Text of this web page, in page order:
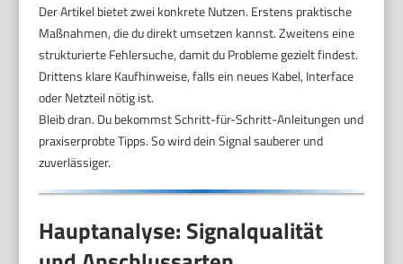
Der Artikel bietet zwei konkrete Nutzen. Erstens praktische
Maßnahmen, die du direkt umsetzen kannst. Zweitens eine
strukturierte Fehlersuche, damit du Probleme gezielt findest.
Drittens klare Kaufhinweise, falls ein neues Kabel, Interface
oder Netzteil nötig ist.
Bleib dran. Du bekommst Schritt-für-Schritt-Anleitungen und
praxiserprobte Tipps. So wird dein Signal sauberer und
zuverlässiger.
Hauptanalyse: Signalqualität